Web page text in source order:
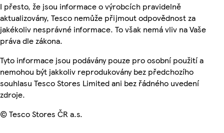
I přesto, že jsou informace o výrobcích pravidelně
aktualizovány, Tesco nemůže přijmout odpovědnost za
jakékoliv nesprávné informace. To však nemá vliv na Vaše
práva dle zákona.
Tyto informace jsou podávány pouze pro osobní použití a
nemohou být jakkoliv reprodukovány bez předchozího
souhlasu Tesco Stores Limited ani bez řádného uvedení
zdroje.
© Tesco Stores ČR a.s.